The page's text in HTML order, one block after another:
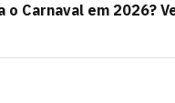
o Carnaval em 2026?